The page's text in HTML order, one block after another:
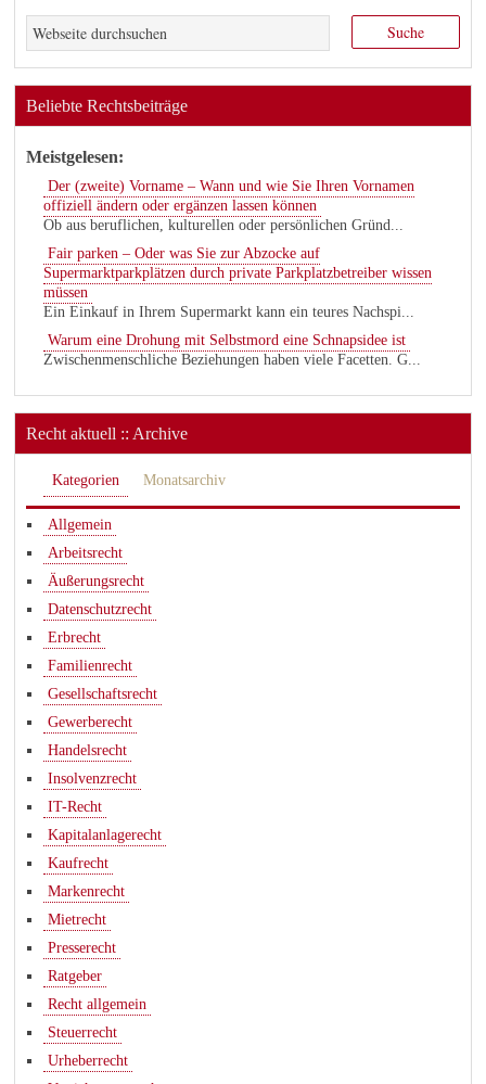
Beliebte Rechtsbeiträge
Meistgelesen:
Der (zweite) Vorname – Wann und wie Sie Ihren Vornamen
offiziell ändern oder ergänzen lassen können
Ob aus beruflichen, kulturellen oder persönlichen Gründ...
Fair parken – Oder was Sie zur Abzocke auf
Supermarktparkplätzen durch private Parkplatzbetreiber wissen
müssen
Ein Einkauf in Ihrem Supermarkt kann ein teures Nachspi...
Warum eine Drohung mit Selbstmord eine Schnapsidee ist
Zwischenmenschliche Beziehungen haben viele Facetten. G...
Recht aktuell :: Archive
Kategorien Monatsarchiv
Allgemein
Arbeitsrecht
Äußerungsrecht
Datenschutzrecht
Erbrecht
Familienrecht
Gesellschaftsrecht
Gewerberecht
Handelsrecht
Insolvenzrecht
IT-Recht
Kapitalanlagerecht
Kaufrecht
Markenrecht
Mietrecht
Presserecht
Ratgeber
Recht allgemein
Steuerrecht
Urheberrecht